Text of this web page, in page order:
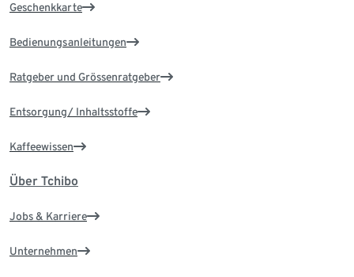
Geschenkkarte
Bedienungsanleitungen
Ratgeber und Grössenratgeber
Entsorgung/ Inhaltsstoffe
Kaffeewissen
Über Tchibo
Jobs & Karriere
Unternehmen